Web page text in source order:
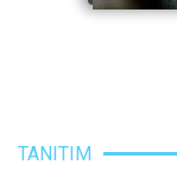
TANITIM